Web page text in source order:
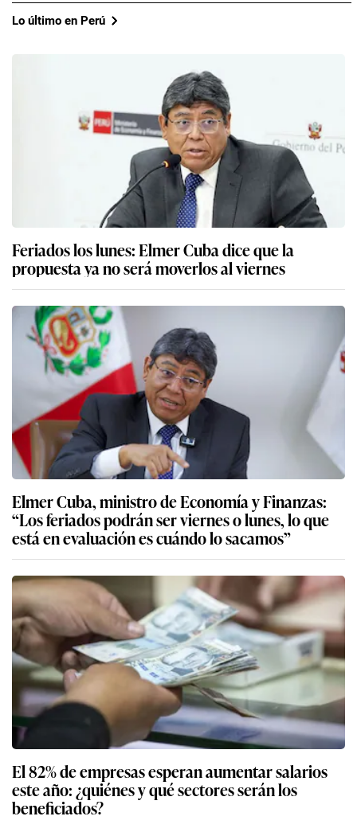
Lo último en Perú
Feriados los lunes: Elmer Cuba dice que la
propuesta ya no será moverlos al viernes
Elmer Cuba, ministro de Economía y Finanzas:
“Los feriados podrán ser viernes o lunes, lo que
está en evaluación es cuándo lo sacamos”
El 82% de empresas esperan aumentar salarios
este año: ¿quiénes y qué sectores serán los
beneficiados?